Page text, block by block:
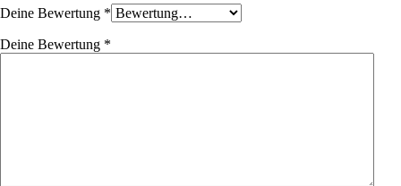
Deine Bewertung *
Deine Bewertung *